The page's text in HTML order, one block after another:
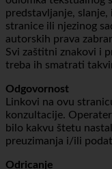
©ecoturbino jasno
odlomka tekstualnog
predstavljanje,
stranice ili njezinog
autorskih prava
Svi zaštitni znakovi i
treba ih smatrati
Odgovornost
Linkovi na ovu
konzultacije.
bilo kakvu štetu
preuzimanja i/ili